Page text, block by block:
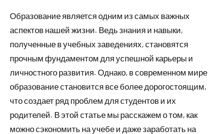
Образование является одним из самых важных
аспектов нашей жизни. Ведь знания и навыки,
полученные в учебных заведениях, становятся
прочным фундаментом для успешной карьеры и
личностного развития. Однако, в современном мире
образование становится все более дорогостоящим,
что создает ряд проблем для студентов и их
родителей. В этой статье мы расскажем о том, как
можно сэкономить на учебе и даже заработать на